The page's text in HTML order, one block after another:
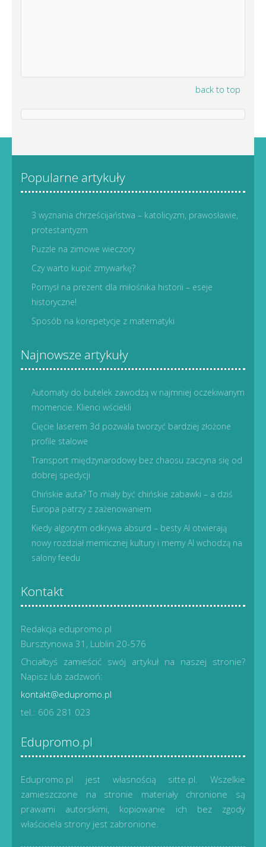
back to top
Popularne artykuły
3 wyznania chrześcijaństwa – katolicyzm, prawosławie,
protestantyzm
Puzzle na zimowe wieczory
Czy warto kupić zmywarkę?
Pomysł na prezent dla miłośnika historii – eseje
historyczne!
Sposób na korepetycje z matematyki
Najnowsze artykuły
Automaty do butelek zawodzą w najmniej oczekiwanym
momencie. Klienci wściekli
Cięcie laserem 3d pozwala tworzyć bardziej złożone
profile stalowe
Transport międzynarodowy bez chaosu zaczyna się od
dobrej spedycji
Chińskie auta? To miały być chińskie zabawki – a dziś
Europa patrzy z zażenowaniem
Kiedy algorytm odkrywa absurd – besty AI otwierają
nowy rozdział memicznej kultury i memy AI wchodzą na
salony feedu
Kontakt
Redakcja edupromo.pl
Bursztynowa 31, Lublin 20-576
Chciałbyś zamieścić swój artykuł na naszej stronie?
Napisz lub zadzwoń:
kontakt@edupromo.pl
tel.: 606 281 023
Edupromo.pl
Edupromo.pl jest własnością sitte.pl. Wszelkie
zamieszczone na stronie materiały chronione są
prawami autorskimi, kopiowanie ich bez zgody
właściciela strony jest zabronione.